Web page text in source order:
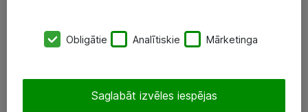
SIA „ATEA”
eShop@atea.lv
Obligātie Analītiskie Mārketinga
Saglabāt izvēles iespējas